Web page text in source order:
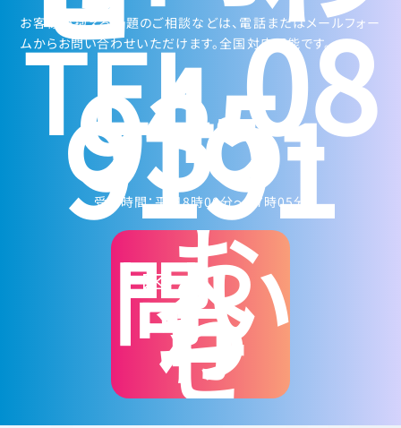
お客様が抱える課題のご相談などは、電話またはメールフォー
ムからお問い合わせいただけます。全国対応可能です。
TEL.08
4-
935-
9191
受付時間：平日8時00分～17時05分
お
問い
合
わ
せ